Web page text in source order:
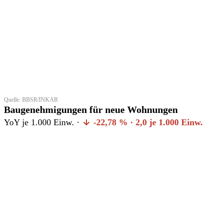
Quelle: BBSR/INKAR
Baugenehmigungen für neue Wohnungen
YoY je 1.000 Einw. · -22,78 % · 2,0 je 1.000 Einw.